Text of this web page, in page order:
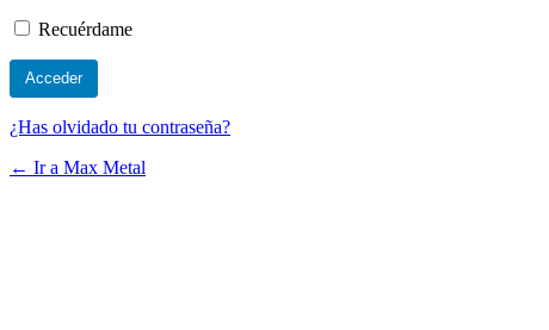
Recuérdame
¿Has olvidado tu contraseña?
← Ir a Max Metal